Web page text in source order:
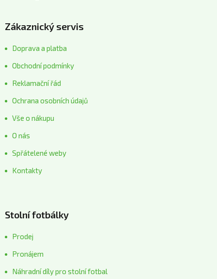
Zákaznický servis
Doprava a platba
Obchodní podmínky
Reklamační řád
Ochrana osobních údajů
Vše o nákupu
O nás
Spřátelené weby
Kontakty
Stolní fotbálky
Prodej
Pronájem
Náhradní díly pro stolní fotbal